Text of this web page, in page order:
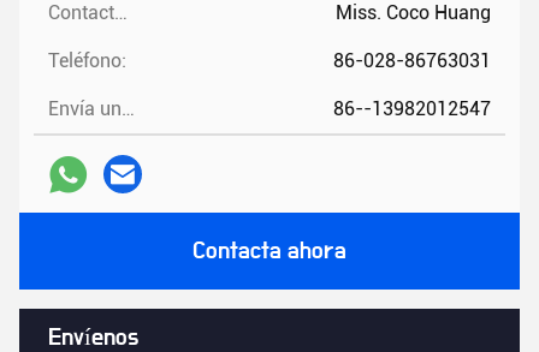
Contactos: Miss. Coco Huang
Teléfono: 86-028-86763031
Envía un fax.: 86--13982012547
Contacta ahora
Envíenos